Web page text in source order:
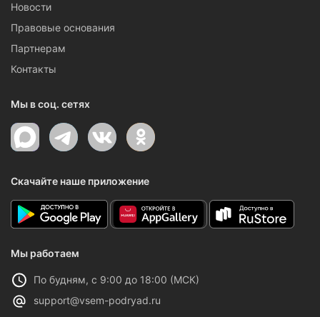
Новости
Правовые основания
Партнерам
Контакты
Мы в соц. сетях
Скачайте наше приложение
Мы работаем
По будням, с 9:00 до 18:00 (МСК)
support@vsem-podryad.ru